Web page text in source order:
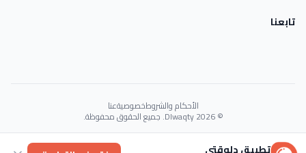
تابعنا
الأحكام والشروطخصوصيةعنا
© 2026 Dlwaqty. جميع الحقوق محفوظة.
Powered byGAIT